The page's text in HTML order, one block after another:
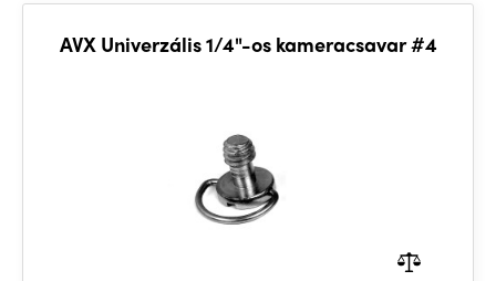
AVX Univerzális 1/4"-os kameracsavar #4